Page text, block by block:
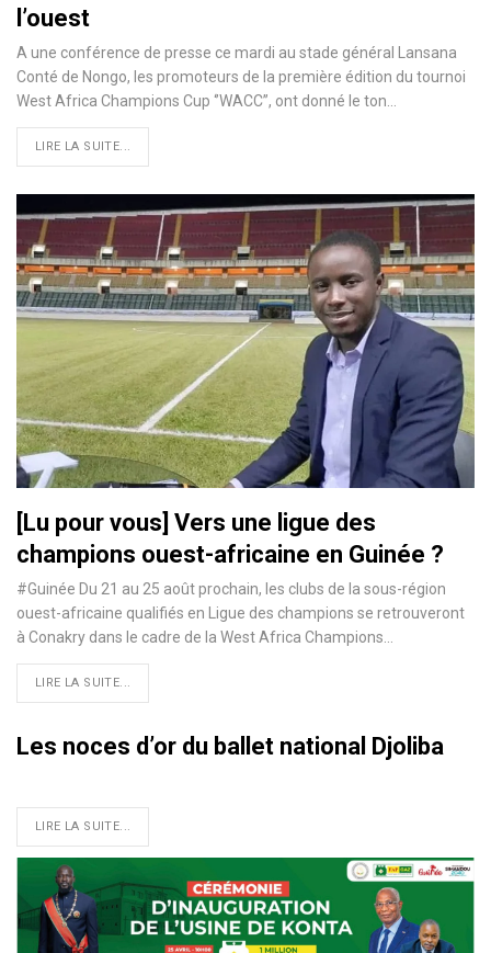
l’ouest
A une conférence de presse ce mardi au stade général Lansana
Conté de Nongo, les promoteurs de la première édition du tournoi
West Africa Champions Cup ‘’WACC’’, ont donné le ton…
LIRE LA SUITE...
[Lu pour vous] Vers une ligue des
champions ouest-africaine en Guinée ?
#Guinée Du 21 au 25 août prochain, les clubs de la sous-région
ouest-africaine qualifiés en Ligue des champions se retrouveront
à Conakry dans le cadre de la West Africa Champions…
LIRE LA SUITE...
Les noces d’or du ballet national Djoliba
LIRE LA SUITE...